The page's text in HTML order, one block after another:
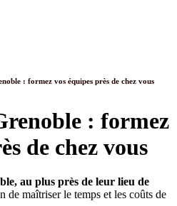
: formez vos équipes près de chez vous
: formez
de chez vous
au plus près de leur lieu de
de maîtriser le temps et les coûts de